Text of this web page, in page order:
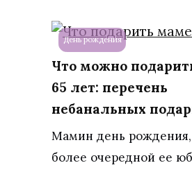
День рождения
Что можно
65 лет: перечень
небанальных
Мамин день
более очередной ее